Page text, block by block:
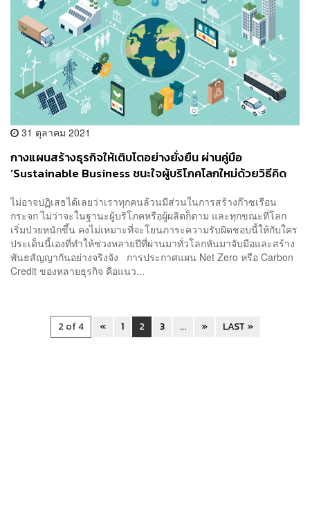
31 ตุลาคม 2021
กางแผนสร้างธุรกิจให้เติบโตอย่างยั่งยืน ผ่านคู่มือ
‘Sustainable Business ชนะใจผู้บริโภคโลกใหม่ด้วยวิธีคิด
Season 2 [ADVERTORIAL]
ไม่อาจปฏิเสธได้เลยว่าเราทุกคนล้วนมีส่วนในการสร้างก๊าซเรือน
กระจก ไม่ว่าจะในฐานะผู้บริโภคหรือผู้ผลิตก็ตาม และทุกขณะที่โลก
เริ่มป่วยหนักขึ้น คงไม่เหมาะที่จะโยนภาระความรับผิดชอบนี้ให้กับใคร
ประเด็นนี้เองที่ทำให้ช่วงหลายปีที่ผ่านมาทั่วโลกหันมาจับมือและสร้าง
พันธสัญญากันอย่างจริงจัง การประกาศแผน Net Zero หรือ Carbon
Credit ของหลายธุรกิจ คือแนว...
2 of 4 « 1 2 3 ... » LAST »